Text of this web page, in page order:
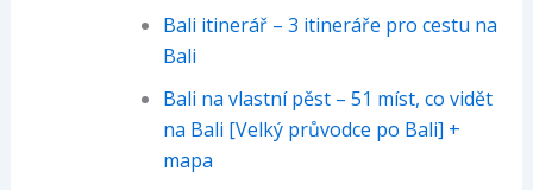
Bali itinerář – 3 itineráře pro cestu na
Bali
Bali na vlastní pěst – 51 míst, co vidět
na Bali [Velký průvodce po Bali] +
mapa